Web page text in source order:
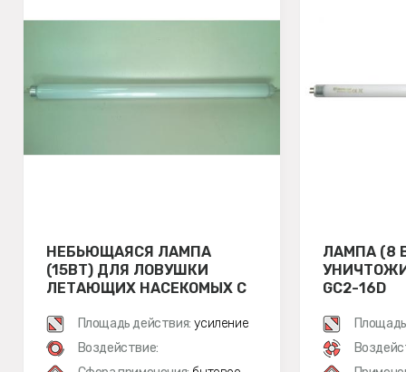
НЕБЬЮЩАЯСЯ ЛАМПА
(15ВТ) ДЛЯ ЛОВУШКИ
ЛЕТАЮЩИХ НАСЕКОМЫХ С
Площадь действия: усиление
Воздействие:
ЛАМПА (8
GC2-16D